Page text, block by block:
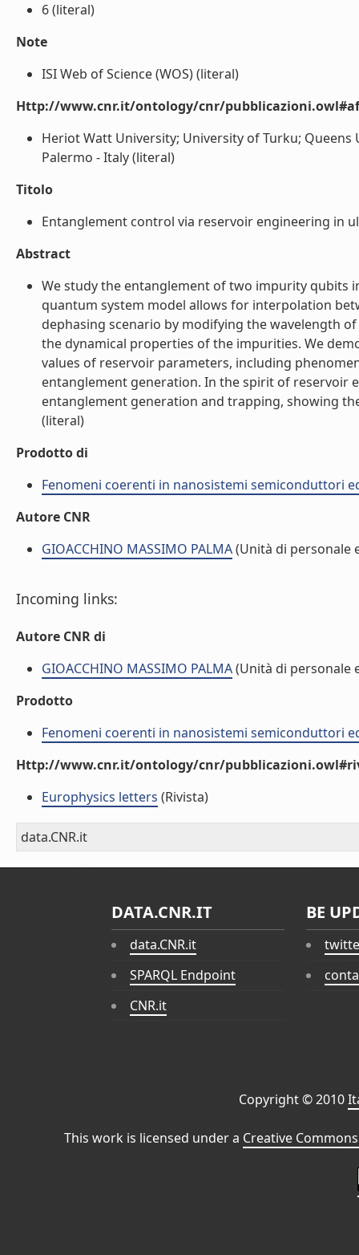
6 (literal)
Note
ISI Web of Science (WOS) (literal)
Http://www.cnr.it/ontology/cnr/
Heriot Watt University; University of Turku;
Palermo - Italy (literal)
Titolo
Entanglement control via reservoir engineering in
Abstract
We study the entanglement of two impurity qubits
quantum system model allows for interpolation
dephasing scenario by modifying the wavelength
the dynamical properties of the impurities. We
values of reservoir parameters, including
entanglement generation. In the spirit of reservoir
entanglement generation and trapping, showing
(literal)
Prodotto di
Fenomeni coerenti in nanosistemi semiconduttori
Autore CNR
GIOACCHINO MASSIMO PALMA(Unità di personale
Incoming links:
Autore CNR di
GIOACCHINO MASSIMO PALMA(Unità di personale
Prodotto
Fenomeni coerenti in nanosistemi semiconduttori
Http://www.cnr.it/ontology/cnr/
Europhysics letters (Rivista)
data.CNR.it
DATA.CNR.IT
data.CNR.it
SPARQL Endpoint
CNR.it
BE
Copyright © 2010
This work is licensed under a Creative